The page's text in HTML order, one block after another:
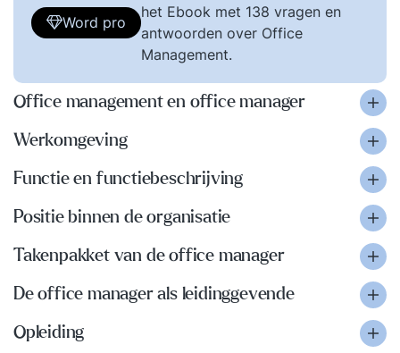
Word pro
het Ebook met 138 vragen en
antwoorden over Office
Management.
Office management en office manager
Werkomgeving
Functie en functiebeschrijving
Positie binnen de organisatie
Takenpakket van de office manager
De office manager als leidinggevende
Opleiding